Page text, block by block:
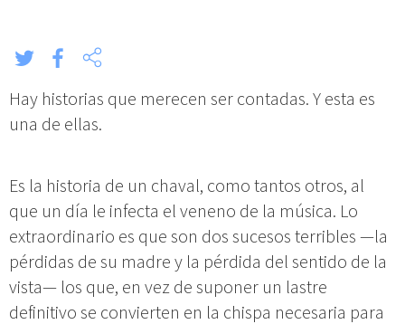
Hay historias que merecen ser contadas. Y esta es
una de ellas.
Es la historia de un chaval, como tantos otros, al
que un día le infecta el veneno de la música. Lo
extraordinario es que son dos sucesos terribles —la
pérdidas de su madre y la pérdida del sentido de la
vista— los que, en vez de suponer un lastre
definitivo se convierten en la chispa necesaria para